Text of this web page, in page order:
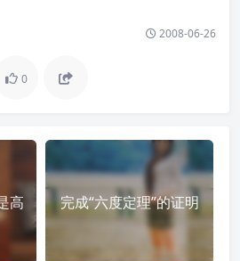
2008-06-26
0
高 完成“六度定理”的证明